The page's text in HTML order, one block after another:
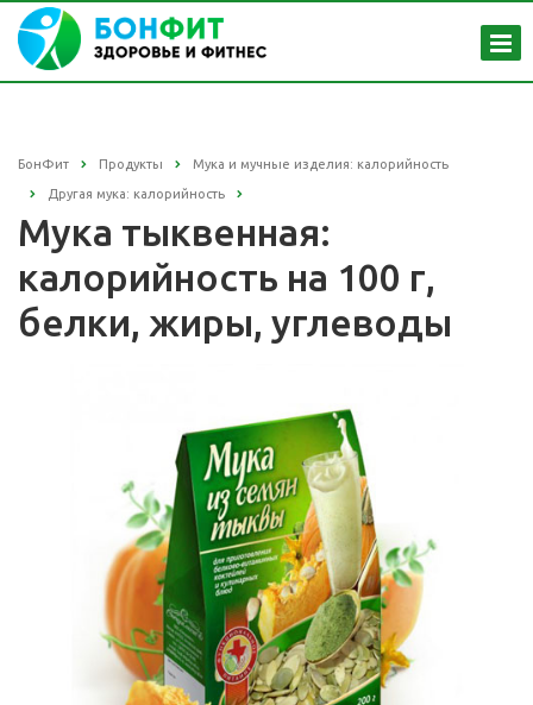
БонФит Продукты Мука и мучные изделия: калорийность
Другая мука: калорийность
Мука тыквенная:
калорийность на 100 г,
белки, жиры, углеводы